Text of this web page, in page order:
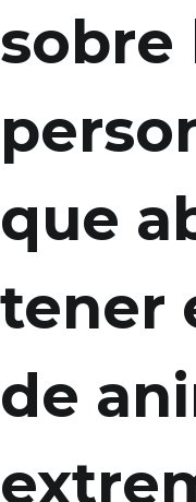
sobre
que
tener
de